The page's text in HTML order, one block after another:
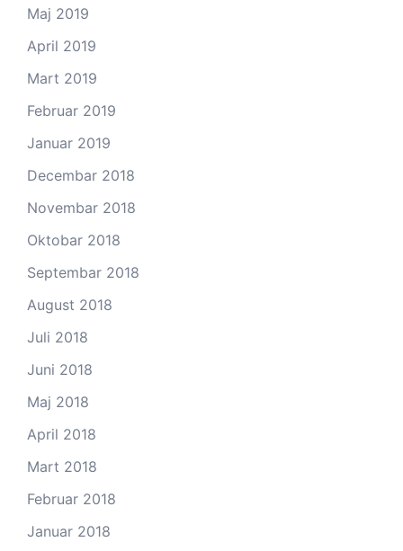
Maj 2019
April 2019
Mart 2019
Februar 2019
Januar 2019
Decembar 2018
Novembar 2018
Oktobar 2018
Septembar 2018
August 2018
Juli 2018
Juni 2018
Maj 2018
April 2018
Mart 2018
Februar 2018
Januar 2018